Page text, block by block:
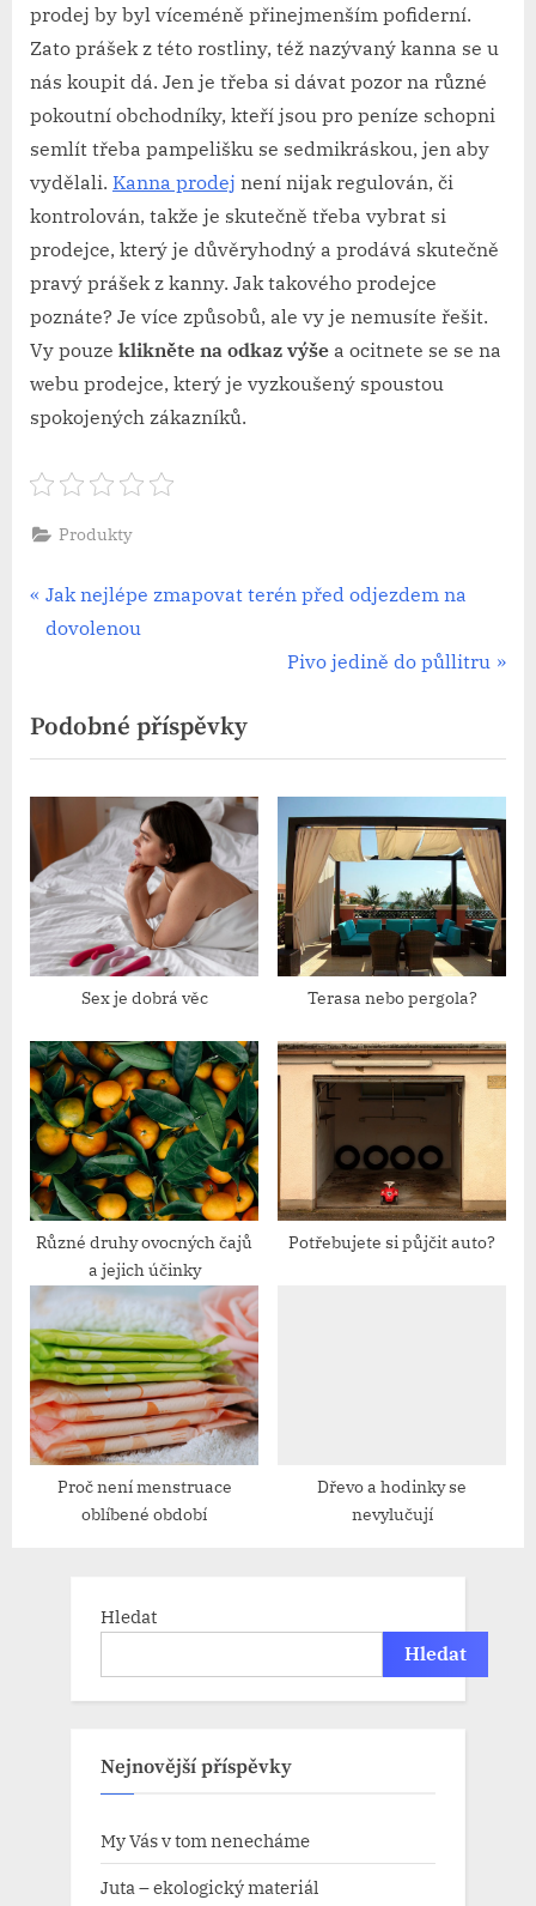
prodej by byl víceméně přinejmenším pofiderní.
Zato prášek z této rostliny, též nazývaný kanna se u
nás koupit dá. Jen je třeba si dávat pozor na různé
pokoutní obchodníky, kteří jsou pro peníze schopni
semlít třeba pampelišku se sedmikráskou, jen aby
vydělali. Kanna prodej není nijak regulován, či
kontrolován, takže je skutečně třeba vybrat si
prodejce, který je důvěryhodný a prodává skutečně
pravý prášek z kanny. Jak takového prodejce
poznáte? Je více způsobů, ale vy je nemusíte řešit.
Vy pouze klikněte na odkaz výše a ocitnete se se na
webu prodejce, který je vyzkoušený spoustou
spokojených zákazníků.
Produkty
Navigace
P
r
i
o
u
P
o
s
t
Jak nejlépe zmapovat terén před odjezdem na
dovolenou
N
t
P
o
s
t
:
Pivo jedině do půllitru
Podobné příspěvky
Sex je dobrá věc Terasa nebo pergola?
Různé druhy ovocných čajů
a jejich účinky
Potřebujete si půjčit auto?
Proč není menstruace
oblíbené období
Dřevo a hodinky se
nevylučují
Hledat
Hledat
Nejnovější příspěvky
My Vás v tom nenecháme
Juta – ekologický materiál